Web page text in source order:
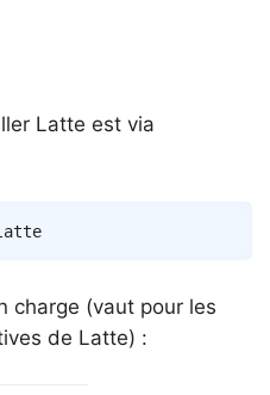
Latte est via
charge (vaut pour les
de Latte) :